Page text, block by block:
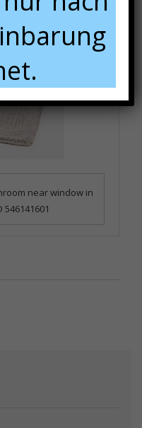
near window in